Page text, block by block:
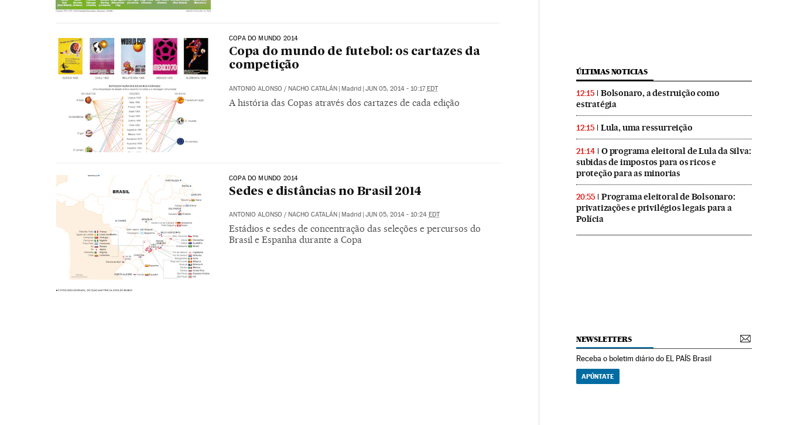
COPA DO MUNDO 2014
Copa do mundo de futebol: os cartazes da
competição
ANTONIO ALONSO / NACHO CATALÁN | Madrid | JUN 05, 2014 - 10:17EDT
A história das Copas através dos cartazes de cada edição
COPA DO MUNDO 2014
Sedes e distâncias no Brasil 2014
ANTONIO ALONSO / NACHO CATALÁN Madrid JUN 05, 2014 - 10:24 EDT
Estádios e sedes de concentração das seleções e percursos do
Brasil e Espanha durante a Copa
ÚLTIMAS NOTICIAS
12:15
Bolsonaro, a destruição como
estratégia
12:15 Lula, uma ressurreição
21:14
O programa eleitoral de Lula da Silva:
subidas de impostos para os ricos e
proteção para as minorias
20:55
Programa eleitoral de Bolsonaro:
privatizações e privilégios legais para a
Polícia
NEWSLETTERS
Receba o boletim diário do EL PAÍS Brasil
APÚNTATE